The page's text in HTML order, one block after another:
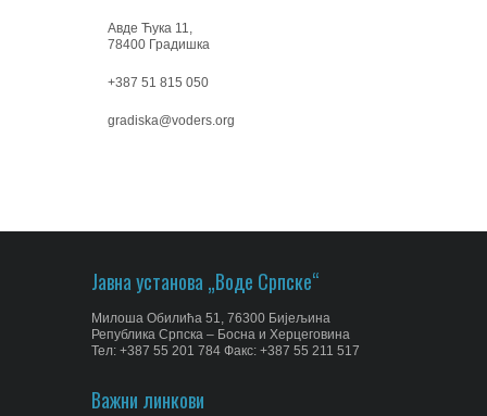
Авде Ћука 11,
78400 Градишка
+387 51 815 050
gradiska@voders.org
Јавна установа „Воде Српске“
Милоша Обилића 51, 76300 Бијељина
Република Српска – Босна и Херцеговина
Тел: +387 55 201 784 Факс: +387 55 211 517
Важни линкови